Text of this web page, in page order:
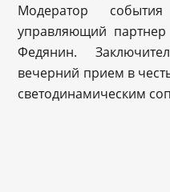
Модератор
управляющий
Федянин.
вечерний прием в
светодинамическим